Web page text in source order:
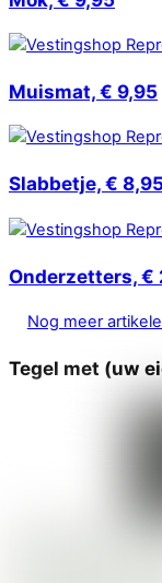
Muismat, € 9,95
Slabbetje, € 8,95
Onderzetters, €
Nog meer
Tegel met (uw